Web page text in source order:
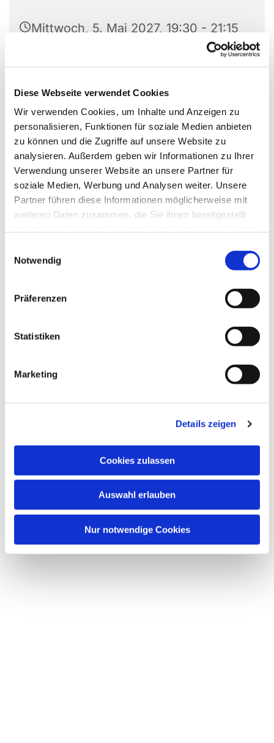
Diese Webseite verwendet Cookies
Wir verwenden Cookies, um Inhalte und Anzeigen zu
personalisieren, Funktionen für soziale Medien anbieten
zu können und die Zugriffe auf unsere Website zu
analysieren. Außerdem geben wir Informationen zu Ihrer
Verwendung unserer Website an unsere Partner für
soziale Medien, Werbung und Analysen weiter. Unsere
Partner führen diese Informationen möglicherweise mit
weiteren Daten zusammen, die Sie ihnen bereitgestellt
Notwendig
Präferenzen
Statistiken
Marketing
Details zeigen
Cookies zulassen
Auswahl erlauben
Nur notwendige Cookies
Mittwoch, 5. Mai 2027, 19:30 - 21:15
Bochum
Dies könnte Sie auch
interessieren